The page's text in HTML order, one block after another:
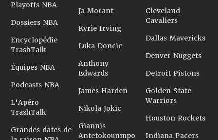
Playoffs NBA
Dossiers NBA
Encyclopédie
TrashTalk
Équipes NBA
Podcasts NBA
L'Apéro
TrashTalk
Grandes dates de
Ja Morant
Kyrie Irving
Luka Doncic
Anthony
Edwards
James Harden
Nikola Jokic
Giannis
Antetokounmpo
Cleveland
Cavaliers
Dallas Mavericks
Denver Nuggets
Detroit Pistons
Golden State
Warriors
Houston Rockets
Indiana Pacers